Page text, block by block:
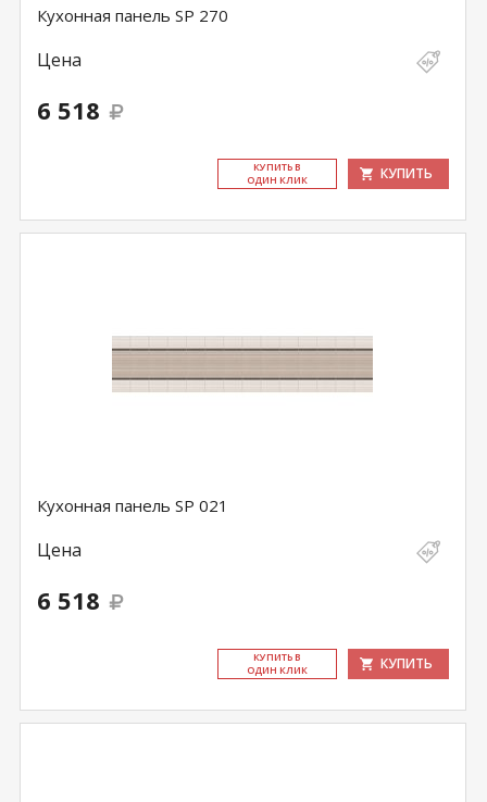
Кухонная панель SP 270
Цена
6 518
КУ­ПИТЬ В
ОДИН КЛИК
КУПИТЬ
Кухонная панель SP 021
Цена
6 518
КУ­ПИТЬ В
ОДИН КЛИК
КУПИТЬ